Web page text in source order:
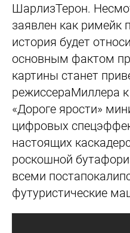
ШарлизТерон.
заявлен как римейк
история будет
основным фактом
картины станет
режиссераМиллера
«Дороге ярости»
цифровых
настоящих
роскошной
всеми
футуристические